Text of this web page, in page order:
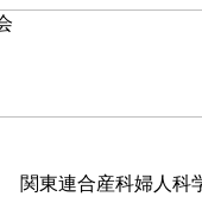
関東連合産科婦人科